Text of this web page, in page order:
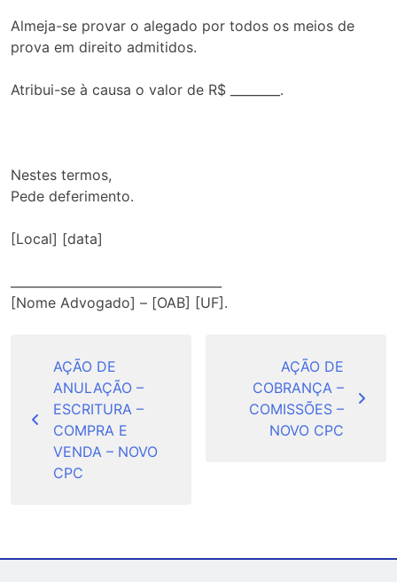
Almeja-se provar o alegado por todos os meios de
prova em direito admitidos.
Atribui-se à causa o valor de R$ ________.
Nestes termos,
Pede deferimento.
[Local] [data]
[Nome Advogado] – [OAB] [UF].
Post
AÇÃO DE
ANULAÇÃO –
ESCRITURA –
COMPRA E
VENDA – NOVO
CPC
AÇÃO DE
COBRANÇA –
COMISSÕES –
NOVO CPC